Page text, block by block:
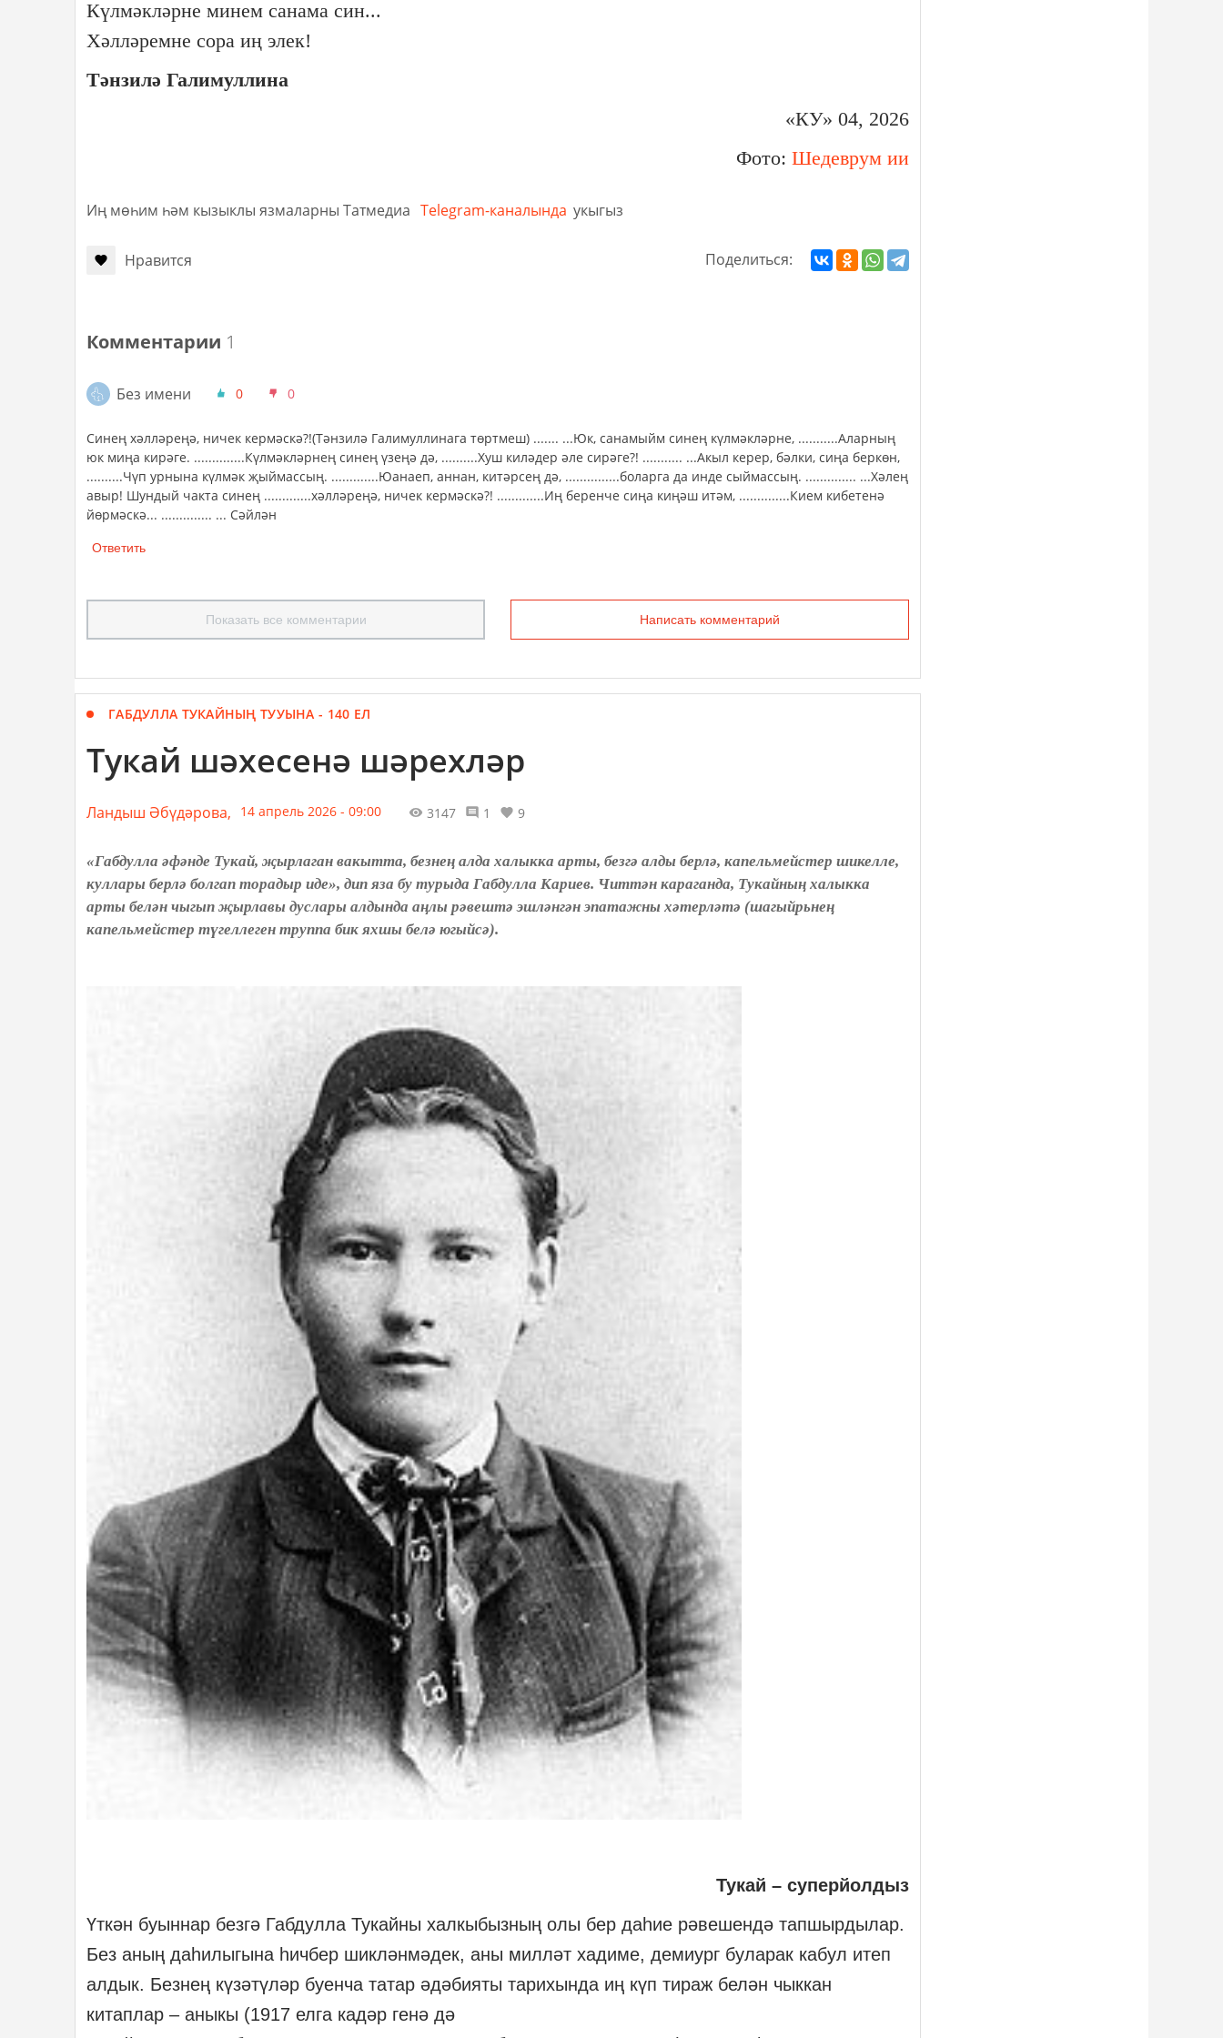
Күлмәкләрне минем санама син...
Хәлләремне сора иң элек!
Тәнзилә Галимуллина
«КУ» 04, 2026
Фото: Шедеврум ии
Иң мөһим һәм кызыклы язмаларны Татмедиа Telegram-каналында укыгыз
Нравится Поделиться:
Комментарии 1
Без имени 0 0
Синең хәлләреңә, ничек кермәскә?!(Тәнзилә Галимуллинага төртмеш) ....... ...Юк, санамыйм синең күлмәкләрне, ...........Аларның
юк миңа кирәге. ..............Күлмәкләрнең синең үзеңә дә, ..........Хуш киләдер әле сирәге?! ........... ...Акыл керер, бәлки, сиңа беркөн,
..........Чүп урнына күлмәк җыймассың. .............Юанаеп, аннан, китәрсең дә, ...............боларга да инде сыймассың. .............. ...Хәлең
авыр! Шундый чакта синең .............хәлләреңә, ничек кермәскә?! .............Иң беренче сиңа киңәш итәм, ..............Кием кибетенә
йөрмәскә... .............. ... Сәйлән
Ответить
Показать все комментарии Написать комментарий
ГАБДУЛЛА ТУКАЙНЫҢ ТУУЫНА - 140 ЕЛ
Тукай шәхесенә шәрехләр
Ландыш Әбүдәрова, 14 апрель 2026 - 09:00 3147 1 9
«Габдулла әфәнде Тукай, җырлаган вакытта, безнең алда халыкка арты, безгә алды берлә, капельмейстер шикелле,
куллары берлә болгап торадыр иде», дип яза бу турыда Габдулла Кариев. Читтән караганда, Тукайның халыкка
арты белән чыгып җырлавы дуслары алдында аңлы рәвештә эшләнгән эпатажны хәтерләтә (шагыйрьнең
капельмейстер түгеллеген труппа бик яхшы белә югыйсә).
Тукай – суперйолдыз
Үткән буыннар безгә Габдулла Тукайны халкыбызның олы бер даһие рәвешендә тапшырдылар.
Без аның даһилыгына һичбер шикләнмәдек, аны милләт хадиме, демиург буларак кабул итеп
алдык. Безнең күзәтүләр буенча татар әдәбияты тарихында иң күп тираж белән чыккан
китаплар – аныкы (1917 елга кадәр генә дә